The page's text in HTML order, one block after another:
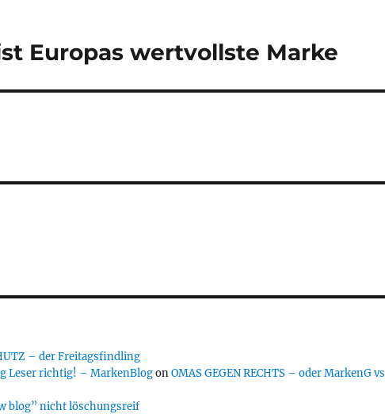
Europas wertvollste Marke
– der Freitagsfindling
Leser richtig! – MarkenBlogonOMAS GEGEN RECHTS – oder MarkenG vs
blog” nicht löschungsreif